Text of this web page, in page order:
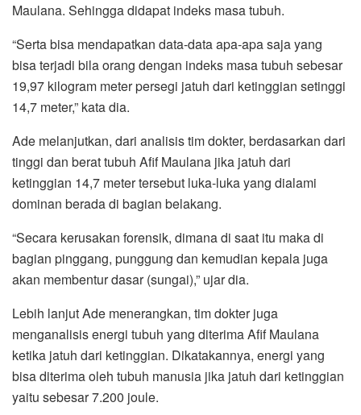
Maulana. Sehingga didapat indeks masa tubuh.
“Serta bisa mendapatkan data-data apa-apa saja yang
bisa terjadi bila orang dengan indeks masa tubuh sebesar
19,97 kilogram meter persegi jatuh dari ketinggian setinggi
14,7 meter,” kata dia.
Ade melanjutkan, dari analisis tim dokter, berdasarkan dari
tinggi dan berat tubuh Afif Maulana jika jatuh dari
ketinggian 14,7 meter tersebut luka-luka yang dialami
dominan berada di bagian belakang.
“Secara kerusakan forensik, dimana di saat itu maka di
bagian pinggang, punggung dan kemudian kepala juga
akan membentur dasar (sungai),” ujar dia.
Lebih lanjut Ade menerangkan, tim dokter juga
menganalisis energi tubuh yang diterima Afif Maulana
ketika jatuh dari ketinggian. Dikatakannya, energi yang
bisa diterima oleh tubuh manusia jika jatuh dari ketinggian
yaitu sebesar 7.200 joule.